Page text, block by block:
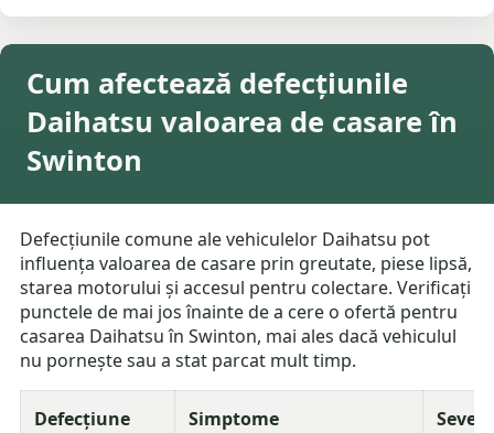
Cum afectează defecțiunile
Daihatsu valoarea de casare în
Swinton
Defecțiunile comune ale vehiculelor Daihatsu pot
influența valoarea de casare prin greutate, piese lipsă,
starea motorului și accesul pentru colectare. Verificați
punctele de mai jos înainte de a cere o ofertă pentru
casarea Daihatsu în Swinton, mai ales dacă vehiculul
nu pornește sau a stat parcat mult timp.
Defecțiune Simptome